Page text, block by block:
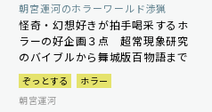
朝宮運河のホラーワールド渉猟
怪奇・幻想好きが拍手喝采するホ
ラーの好企画３点 超常現象研究
のバイブルから舞城版百物語まで
ぞっとする
ホラー
朝宮運河